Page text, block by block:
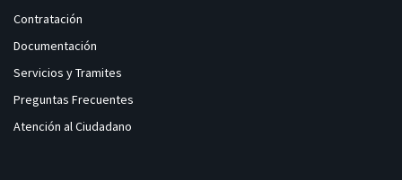
Contratación
Documentación
Servicios y Tramites
Preguntas Frecuentes
Atención al Ciudadano